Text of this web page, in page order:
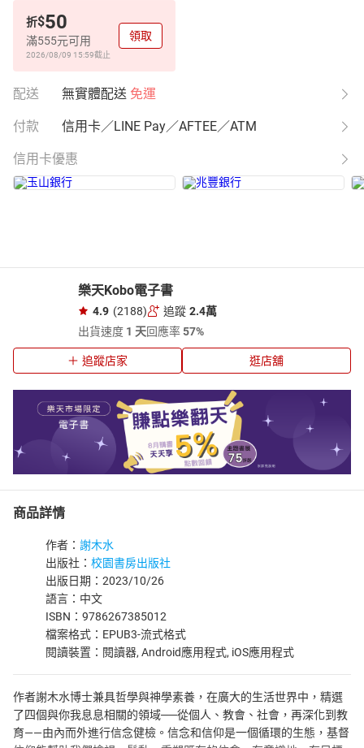
折$50
滿555元可用
2026/08/09 15:59截止
領取
配送 無實體配送 免運
付款 信用卡／LINE Pay／AFTEE／ATM
信用卡優惠
樂天Kobo電子書
4.9 (2188) 追蹤 2.4萬
出貨速度 1 天回應率57%
追蹤店家 逛店舖
商品詳情
作者： 謝木水
出版社： 校園書房出版社
出版日期：2023/10/26
語言：中文
ISBN：9786267385012
檔案格式：EPUB3-流式格式
閱讀裝置：閱讀器, Android應用程式, iOS應用程式
作者謝木水博士兼具哲學與神學素養，在廣大的生活世界中，精選
了四個與你我息息相關的領域──從個人、教會、社會，再深化到教
育——由內而外進行信念健檢。信念和信仰是一個循環的生態，基督